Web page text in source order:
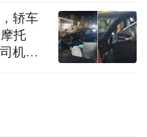
“新年第一飞”的这架
有所不同，背部还留了
轿车
托
机一